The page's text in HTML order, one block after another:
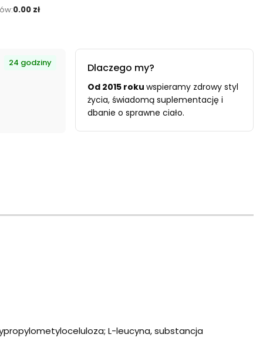
0.00 zł
24 godziny Dlaczego my?
Od 2015 roku wspieramy zdrowy styl
życia, świadomą suplementację i
dbanie o sprawne ciało.
L-leucyna, substancja